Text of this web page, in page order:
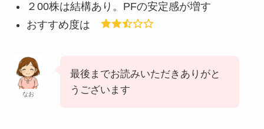
２00株は結構あり。PFの安定感が増す
おすすめ度は
なお
最後までお読みいただきありがと
うございます